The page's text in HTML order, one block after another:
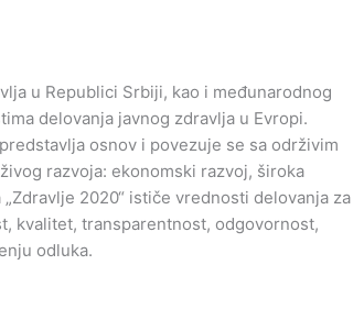
u Republici Srbiji, kao i međunarodnog
delovanja javnog zdravlja u Evropi.
osnov i povezuje se sa održivim
razvoja: ekonomski razvoj, široka
2020“ ističe vrednosti delovanja za
kvalitet, transparentnost, odgovornost,
odluka.